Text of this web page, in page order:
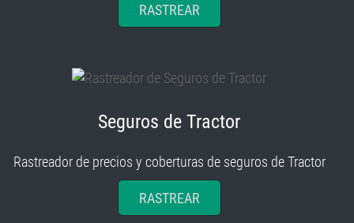
RASTREAR
Seguros de Tractor
Rastreador de precios y coberturas de seguros de Tractor
RASTREAR